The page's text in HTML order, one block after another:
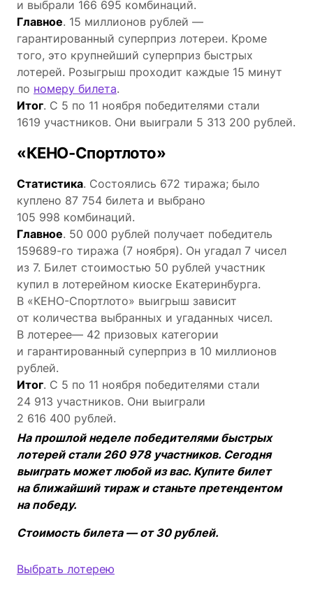
и выбрали 166 695 комбинаций.
Главное. 15 миллионов рублей —
гарантированный суперприз лотереи. Кроме
того, это крупнейший суперприз быстрых
лотерей. Розыгрыш проходит каждые 15 минут
по номеру билета.
Итог. С 5 по 11 ноября победителями стали
1619 участников. Они выиграли 5 313 200 рублей.
«КЕНО-Спортлото»
Статистика. Состоялись 672 тиража; было
куплено 87 754 билета и выбрано
105 998 комбинаций.
Главное. 50 000 рублей получает победитель
159689-го тиража (7 ноября). Он угадал 7 чисел
из 7. Билет стоимостью 50 рублей участник
купил в лотерейном киоске Екатеринбурга.
В «КЕНО-Спортлото» выигрыш зависит
от количества выбранных и угаданных чисел.
В лотерее— 42 призовых категории
и гарантированный суперприз в 10 миллионов
рублей.
Итог. С 5 по 11 ноября победителями стали
24 913 участников. Они выиграли
2 616 400 рублей.
На прошлой неделе победителями быстрых
лотерей стали 260 978 участников. Сегодня
выиграть может любой из вас. Купите билет
на ближайший тираж и станьте претендентом
на победу.
Стоимость билета — от 30 рублей.
Выбрать лотерею